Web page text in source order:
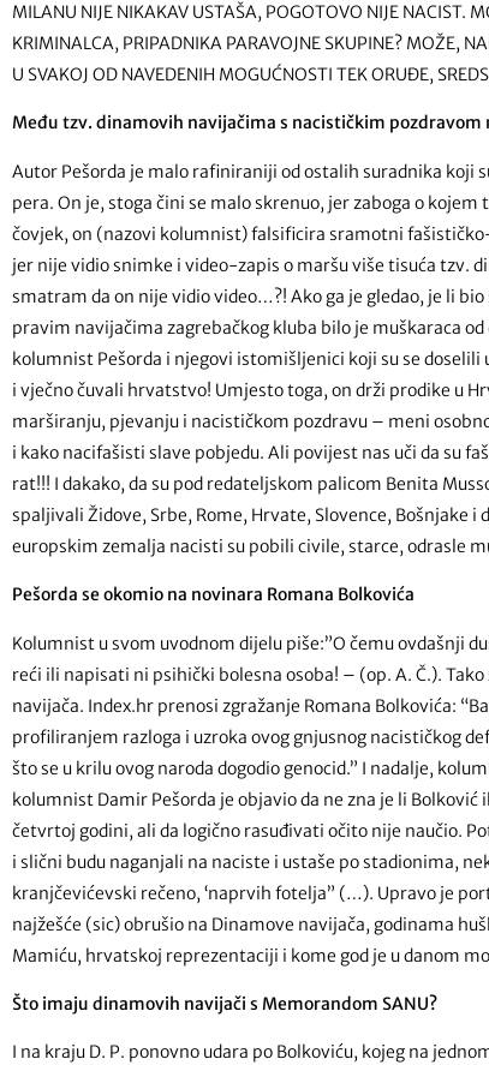
MILANU NIJE NIKAKAV USTAŠA, POGOTOVO NIJE NACIST.
KRIMINALCA, PRIPADNIKA PARAVOJNE SKUPINE? MOŽE,
U SVAKOJ OD NAVEDENIH MOGUĆNOSTI TEK ORUĐE,
Među tzv. dinamovih navijačima s nacističkim pozdravom
Autor Pešorda je malo rafiniraniji od ostalih suradnika koji
pera. On je, stoga čini se malo skrenuo, jer zaboga o
čovjek, on (nazovi kolumnist) falsificira sramotni
jer nije vidio snimke i video-zapis o maršu više tisuća tzv.
smatram da on nije vidio video…?! Ako ga je gledao, je li
pravim navijačima zagrebačkog kluba bilo je muškaraca
kolumnist Pešorda i njegovi istomišljenici koji su se
i vječno čuvali hrvatstvo! Umjesto toga, on drži prodike u
marširanju, pjevanju i nacističkom pozdravu – meni
i kako nacifašisti slave pobjedu. Ali povijest nas uči da su
rat!!! I dakako, da su pod redateljskom palicom Benita
spaljivali Židove, Srbe, Rome, Hrvate, Slovence, Bošnjake
europskim zemalja nacisti su pobili civile, starce, odrasle
Pešorda se okomio na novinara Romana Bolkovića
Kolumnist u svom uvodnom dijelu piše:”O čemu ovdašnji
reći ili napisati ni psihički bolesna osoba! – (op. A. Č.).
navijača. Index.hr prenosi zgražanje Romana Bolkovića:
profiliranjem razloga i uzroka ovog gnjusnog nacističkog
što se u krilu ovog naroda dogodio genocid.” I nadalje,
kolumnist Damir Pešorda je objavio da ne zna je li
četvrtoj godini, ali da logično rasuđivati očito nije naučio.
i slični budu naganjali na naciste i ustaše po stadionima,
kranjčevićevski rečeno, ‘naprvih fotelja” (…). Upravo je
najžešće (sic) obrušio na Dinamove navijača, godinama
Mamiću, hrvatskoj reprezentaciji i kome god je u danom
Što imaju dinamovih navijači s Memorandom SANU?
I na kraju D. P. ponovno udara po Bolkoviću, kojeg na